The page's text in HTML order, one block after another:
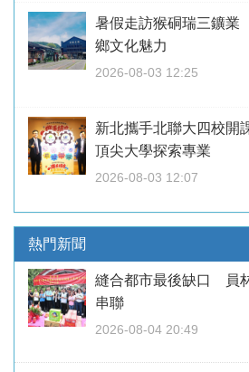
暑假走訪猴硐瑞三鑛
鄉文化魅力
2026-08-03 12:25
新北攜手北聯大四校
頂尖大學探索專業
2026-08-03 12:07
熱門新聞
縫合都市最後缺口 員
串聯
2026-08-04 20:49